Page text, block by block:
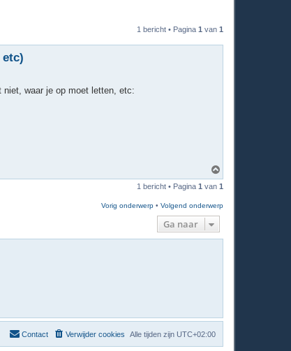
1 bericht • Pagina 1 van 1
waar je op moet letten, etc:
m
h
o
1 bericht • Pagina 1 van 1
Vorig onderwerp • Volgend onderwerp
Ga naar
Alle tijden zijn UTC+02:00
Verwijder cookies
Contact